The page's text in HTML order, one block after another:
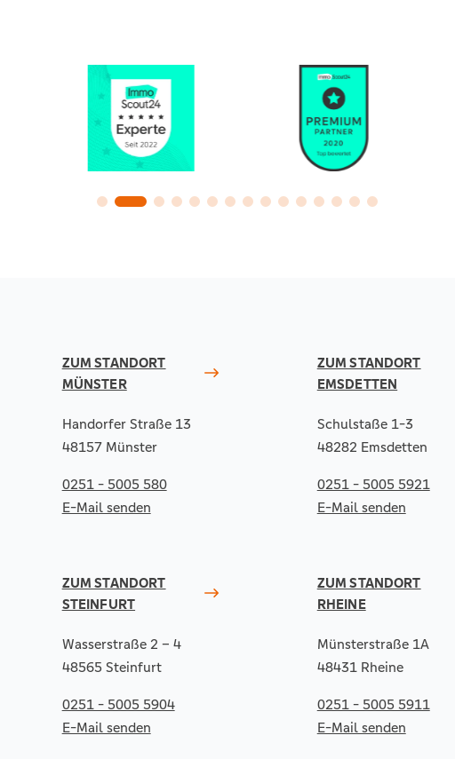
ZUM STANDORT
MÜNSTER
Handorfer Straße 13
48157 Münster
0251 - 5005 580
E-Mail senden
ZUM STANDORT
EMSDETTEN
Schulstaße 1-3
48282 Emsdetten
0251 - 5005 5921
E-Mail senden
ZUM STANDORT
STEINFURT
Wasserstraße 2 – 4
48565 Steinfurt
0251 - 5005 5904
E-Mail senden
ZUM STANDORT
RHEINE
Münsterstraße 1A
48431 Rheine
0251 - 5005 5911
E-Mail senden